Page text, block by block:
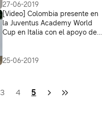
27-06-2019
[Video] Colombia presente en
la Juventus Academy World
Cup en Italia con el apoyo de
25-06-2019
3 4 5